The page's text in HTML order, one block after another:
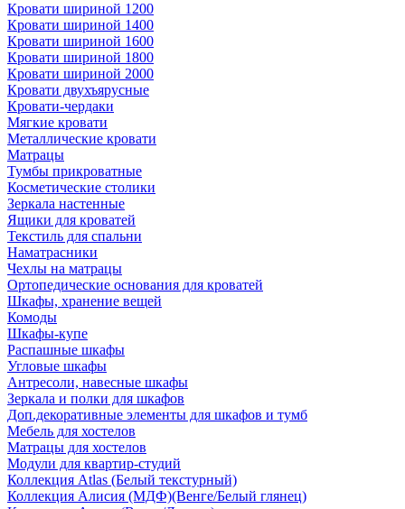
Кровати шириной 1200
Кровати шириной 1400
Кровати шириной 1600
Кровати шириной 1800
Кровати шириной 2000
Кровати двухъярусные
Кровати-чердаки
Мягкие кровати
Металлические кровати
Матрацы
Тумбы прикроватные
Косметические столики
Зеркала настенные
Ящики для кроватей
Текстиль для спальни
Наматрасники
Чехлы на матрацы
Ортопедические основания для кроватей
Шкафы, хранение вещей
Комоды
Шкафы-купе
Распашные шкафы
Угловые шкафы
Антресоли, навесные шкафы
Зеркала и полки для шкафов
Доп.декоративные элементы для шкафов и тумб
Мебель для хостелов
Матрацы для хостелов
Модули для квартир-студий
Коллекция Atlas (Белый текстурный)
Коллекция Алисия (МДФ)(Венге/Белый глянец)